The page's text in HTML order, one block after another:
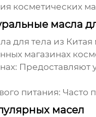
косметических
масла
для тела из Китая
магазинах
Предоставляют
питания: Часто
масел